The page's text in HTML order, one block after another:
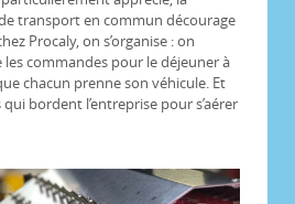
transport en commun décourage
Procaly, on s’organise : on
commandes pour le déjeuner à
chacun prenne son véhicule. Et
bordent l’entreprise pour s’aérer